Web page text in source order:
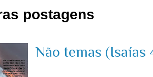
postagens
Não temas (Isaías